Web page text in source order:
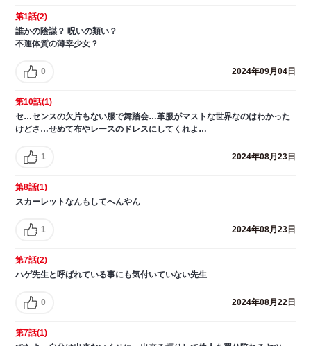
第1話(2)
誰かの陰謀？ 呪いの類い？
不運体質の薄幸少女？
0 2024年09月04日
第10話(1)
セ…センスの欠片もない服で舞踏会…革服がマストな世界なのはわかった
けどさ…せめて布やレースのドレスにしてくれよ…
1 2024年08月23日
第8話(1)
スカーレットなんもしてへんやん
1 2024年08月23日
第7話(2)
ハゲ先生と呼ばれている事にも気付いていない先生
0 2024年08月22日
第7話(1)